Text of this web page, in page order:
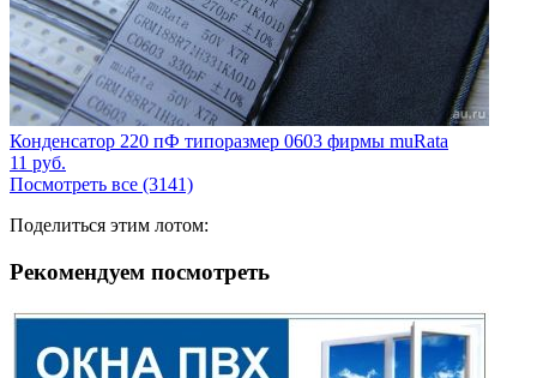
Конденсатор 220 пФ типоразмер 0603 фирмы muRata
11 руб.
Посмотреть все (3141)
Поделиться этим лотом:
Рекомендуем посмотреть